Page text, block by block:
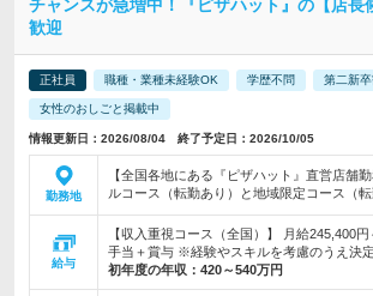
チャンスが急増中！『ピザハット』の【店
歓迎
正社員 職種・業種未経験OK 学歴不問 第二新
女性のおしごと掲載中
情報更新日：2026/08/04 終了予定日：2026/10/05
勤務地
【全国各地にある『ピザハット』直営店舗
ルコース（転勤あり）と地域限定コース（転
給与
【収入重視コース（全国）】 月給245,400
手当＋賞与 ※経験やスキルを考慮のうえ決
初年度の年収： 420～540万円